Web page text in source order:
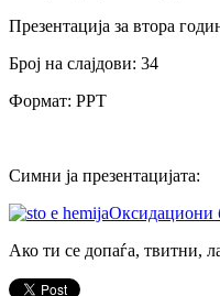
Презентација за втора
Број на слајдови: 34
Формат: PPT
Симни ја презентацијата:
Оксидациони
Ако ти се допаѓа, твитни,